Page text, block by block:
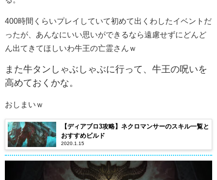
400時間くらいプレイしていて初めて出くわしたイベントだ
ったが、あんなにいい思いができるなら遠慮せずにどんど
ん出てきてほしいわ牛王の亡霊さんｗ
また牛タンしゃぶしゃぶに行って、牛王の呪いを
高めておくかな。
おしまいｗ
【ディアブロ3攻略】ネクロマンサーのスキル一覧と
おすすめビルド
2020.1.15